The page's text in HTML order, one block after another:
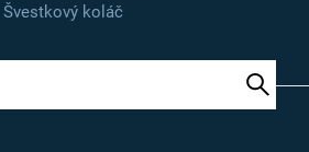
Švestkový koláč